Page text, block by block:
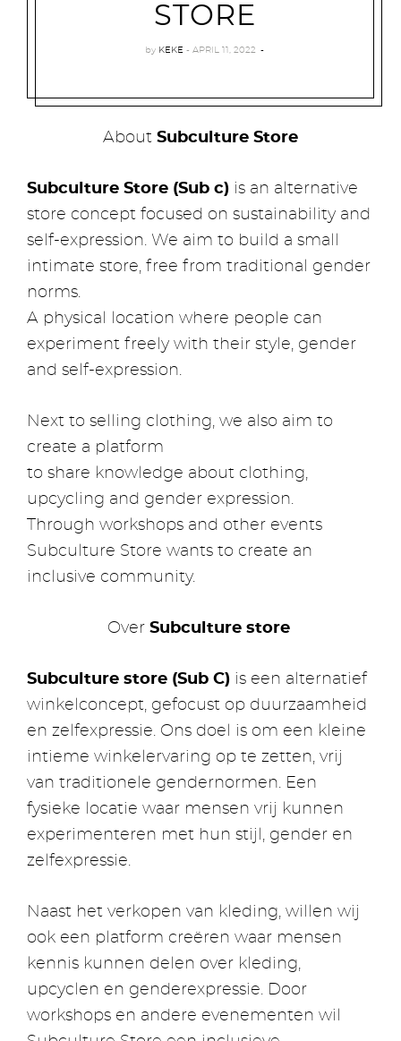
STORE
by KEKE APRIL 11, 2022
About Subculture Store
Subculture Store (Sub c) is an alternative
store concept focused on sustainability and
self-expression. We aim to build a small
intimate store, free from traditional gender
norms.
A physical location where people can
experiment freely with their style, gender
and self-expression.
Next to selling clothing, we also aim to
create a platform
to share knowledge about clothing,
upcycling and gender expression.
Through workshops and other events
Subculture Store wants to create an
inclusive community.
Over Subculture store
Subculture store (Sub C) is een alternatief
winkelconcept, gefocust op duurzaamheid
en zelfexpressie. Ons doel is om een kleine
intieme winkelervaring op te zetten, vrij
van traditionele gendernormen. Een
fysieke locatie waar mensen vrij kunnen
experimenteren met hun stijl, gender en
zelfexpressie.
Naast het verkopen van kleding, willen wij
ook een platform creëren waar mensen
kennis kunnen delen over kleding,
upcyclen en genderexpressie. Door
workshops en andere evenementen wil